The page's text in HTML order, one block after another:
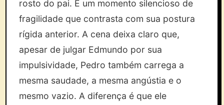
rosto do pai. É um momento silencioso de
fragilidade que contrasta com sua postura
rígida anterior. A cena deixa claro que,
apesar de julgar Edmundo por sua
impulsividade, Pedro também carrega a
mesma saudade, a mesma angústia e o
mesmo vazio. A diferença é que ele